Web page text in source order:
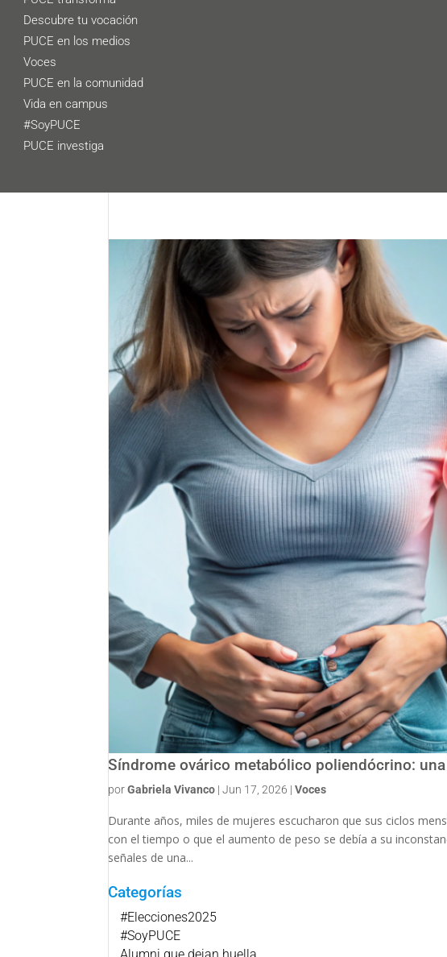
Descubre tu vocación
PUCE en los medios
Voces
PUCE en la comunidad
Vida en campus
#SoyPUCE
PUCE investiga
Síndrome ovárico metabólico poliendócrino:
porGabriela Vivanco |Jun 17, 2026 |Voces
Durante años, miles de mujeres escucharon que sus ciclos
con el tiempo o que el aumento de peso se debía a su
señales de una...
Categorías
#Elecciones2025
#SoyPUCE